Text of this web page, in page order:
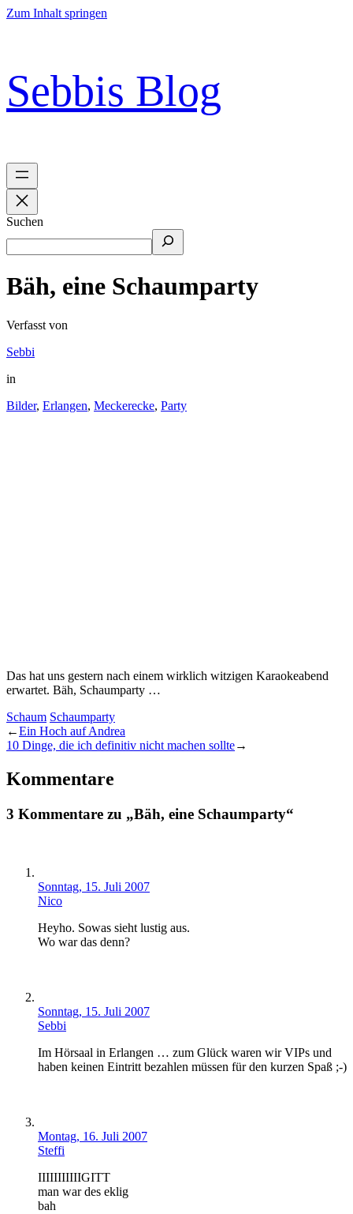
Zum Inhalt springen
Sebbis Blog
Suchen
Bäh, eine Schaumparty
Verfasst von
Sebbi
in
Bilder, Erlangen, Meckerecke, Party
Das hat uns gestern nach einem wirklich witzigen Karaokeabend
erwartet. Bäh, Schaumparty …
Schaum Schaumparty
←Ein Hoch auf Andrea
10 Dinge, die ich definitiv nicht machen sollte→
Kommentare
3 Kommentare zu „Bäh, eine Schaumparty“
Sonntag, 15. Juli 2007
Nico
Heyho. Sowas sieht lustig aus.
Wo war das denn?
Sonntag, 15. Juli 2007
Sebbi
Im Hörsaal in Erlangen … zum Glück waren wir VIPs und
haben keinen Eintritt bezahlen müssen für den kurzen Spaß ;-)
Montag, 16. Juli 2007
Steffi
IIIIIIIIIIIGITT
man war des eklig
bah